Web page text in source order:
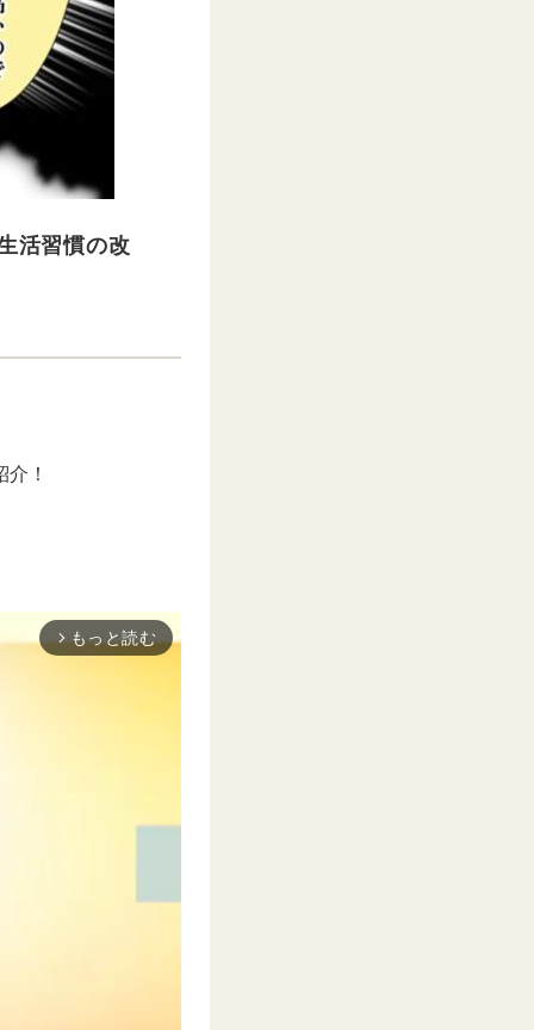
活習慣の改
！
arrow_forward_ios もっと読む